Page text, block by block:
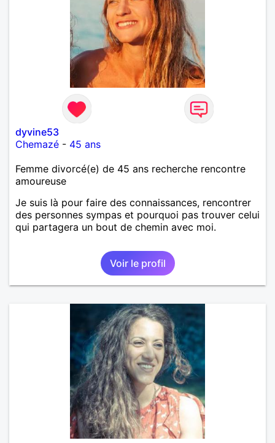
dyvine53
Chemazé - 45 ans
Femme divorcé(e) de 45 ans recherche rencontre
amoureuse
Je suis là pour faire des connaissances, rencontrer
des personnes sympas et pourquoi pas trouver celui
qui partagera un bout de chemin avec moi.
Voir le profil